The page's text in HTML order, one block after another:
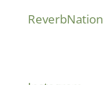
ReverbNation